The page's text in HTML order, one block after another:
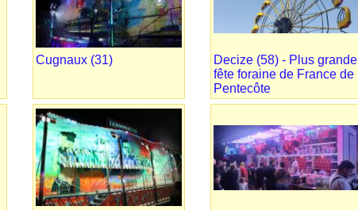
Cugnaux (31)
Decize (58) - Plus grande
fête foraine de France de
Pentecôte